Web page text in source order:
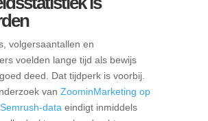
volgersaantallen en
voelden lange tijd als bewijs
deed. Dat tijdperk is voorbij.
van ZoominMarketing op
data eindigt inmiddels